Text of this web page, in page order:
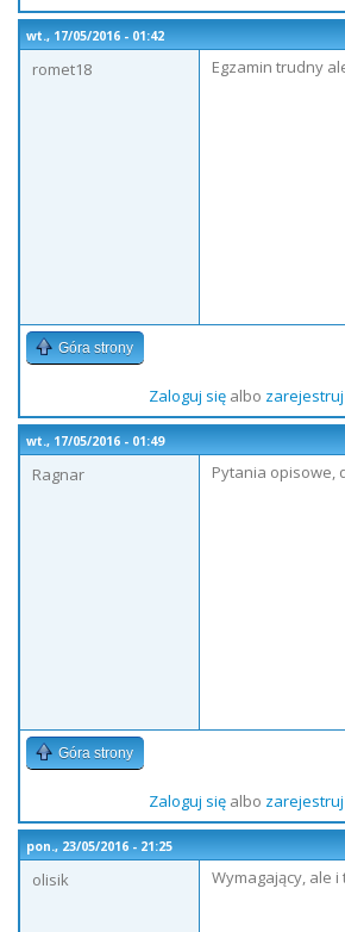
wt., 17/05/2016 - 01:42
romet18
Egzamin trudny
Góra strony
Zaloguj sięalbo zarejestruj
wt., 17/05/2016 - 01:49
Ragnar
Pytania opisowe,
Góra strony
Zaloguj sięalbo zarejestruj
pon., 23/05/2016 - 21:25
olisik
Wymagający, ale